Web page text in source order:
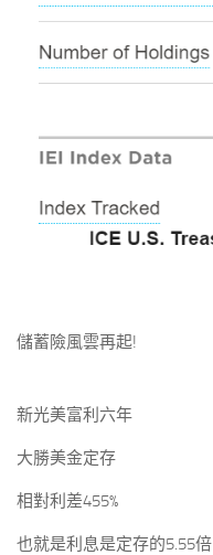
儲蓄險風雲再起!
新光美富利六年
大勝美金定存
相對利差455%
也就是利息是定存的5.55倍